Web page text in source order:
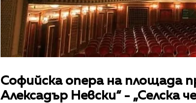
Софийска опера на площада
Алексадър Невски“ - „Селска